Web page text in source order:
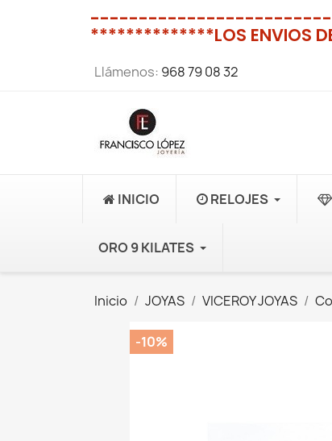
----------------------------
**************LOS ENVIOS DE
Llámenos: 968 79 08 32
INICIO RELOJES
ORO 9 KILATES
Inicio JOYAS VICEROY JOYAS
-10%